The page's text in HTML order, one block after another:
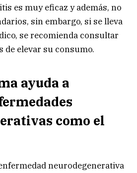
es muy eficaz y además, no
sin embargo, si se lleva
se recomienda consultar
de elevar su consumo.
ayuda a
como el
neurodegenerativa